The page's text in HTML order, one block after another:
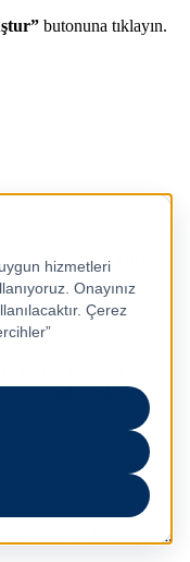
butonuna tıklayın.
ile birlikte
olarak bankanıza
fırsatları kaçırmayın.